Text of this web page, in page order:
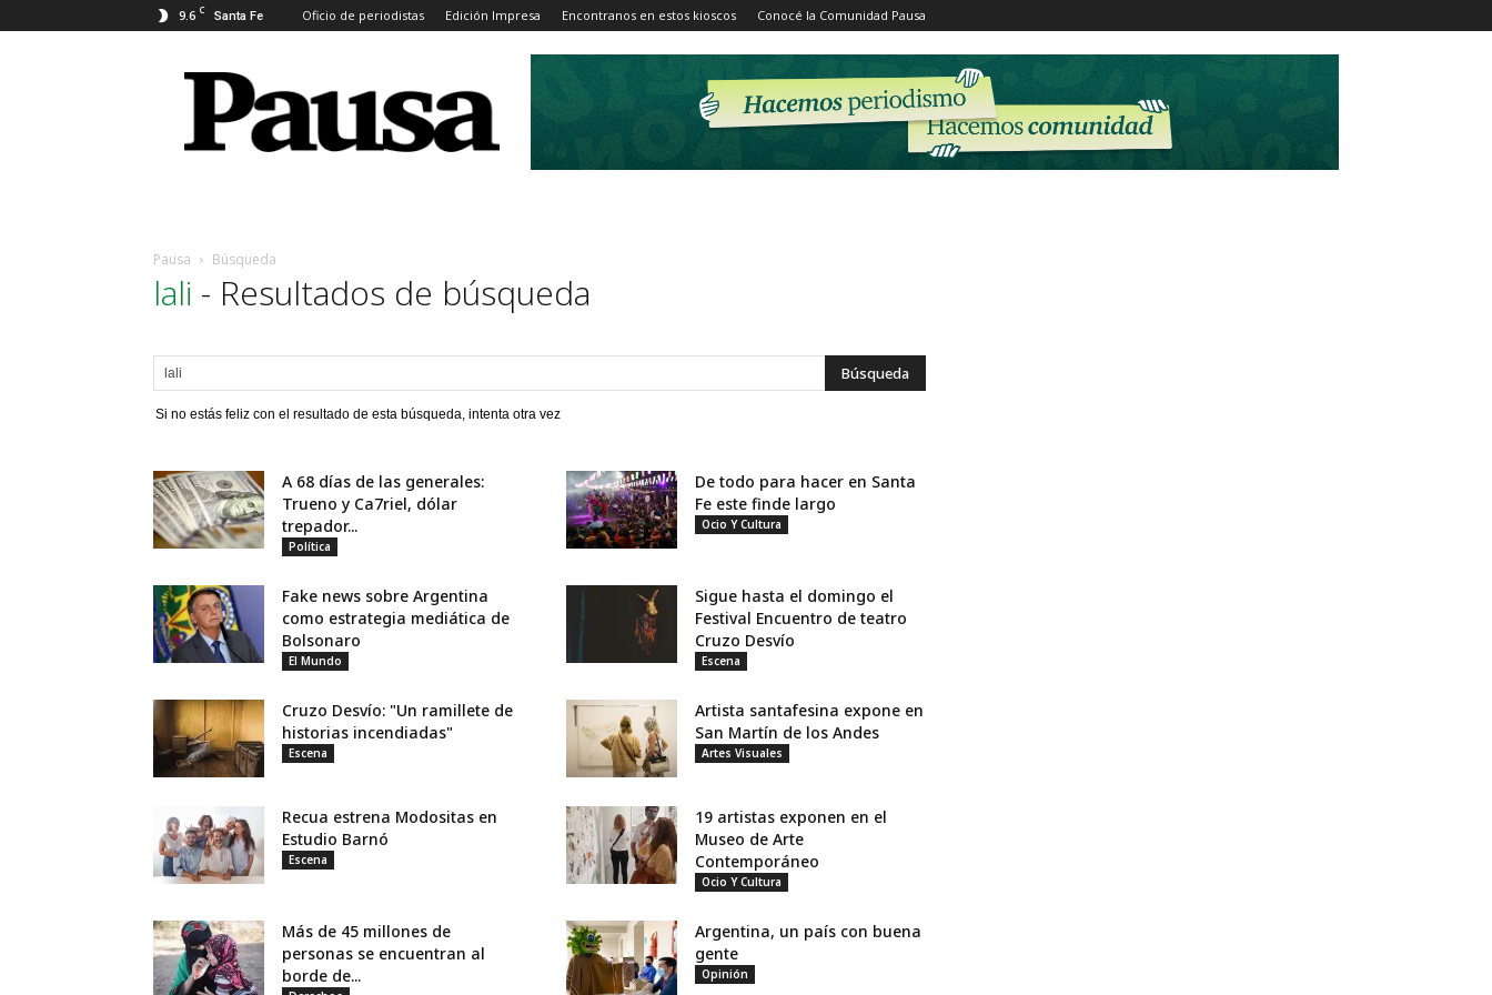
9.6 C Santa Fe Oficio de periodistas Edición Impresa Encontranos en estos kioscos Conocé la Comunidad Pausa
Pausa
Pausa Búsqueda
lali - Resultados de búsqueda
Si no estás feliz con el resultado de esta búsqueda, intenta otra vez
A 68 días de las generales:
Trueno y Ca7riel, dólar
trepador...
Política
De todo para hacer en Santa
Fe este finde largo
Ocio Y Cultura
Fake news sobre Argentina
como estrategia mediática de
Bolsonaro
El Mundo
Sigue hasta el domingo el
Festival Encuentro de teatro
Cruzo Desvío
Escena
Cruzo Desvío: "Un ramillete de
historias incendiadas"
Escena
Artista santafesina expone en
San Martín de los Andes
Artes Visuales
Recua estrena Modositas en
Estudio Barnó
Escena
19 artistas exponen en el
Museo de Arte
Contemporáneo
Ocio Y Cultura
Más de 45 millones de
personas se encuentran al
borde de...
Argentina, un país con buena
gente
Opinión